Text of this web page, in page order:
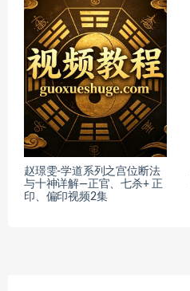
赵璟雯-学道系列之宫位断法
与十神详解—正官、七杀+ 正
印、偏印视频2集